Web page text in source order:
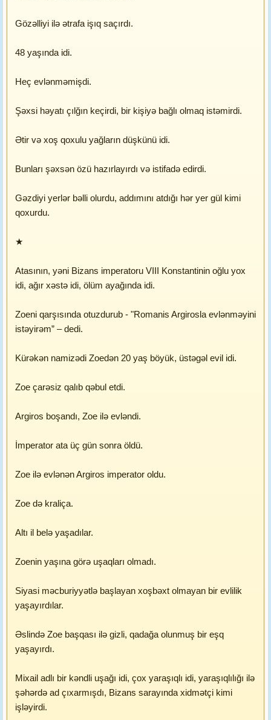
Gözəlliyi ilə ətrafa işıq saçırdı.
48 yaşında idi.
Heç evlənməmişdi.
Şəxsi həyatı çılğın keçirdi, bir kişiyə bağlı olmaq istəmirdi.
Ətir və xoş qoxulu yağların düşkünü idi.
Bunları şəxsən özü hazırlayırdı və istifadə edirdi.
Gəzdiyi yerlər bəlli olurdu, addımını atdığı hər yer gül kimi
qoxurdu.
★
Atasının, yəni Bizans imperatoru VIII Konstantinin oğlu yox
idi, ağır xəstə idi, ölüm ayağında idi.
Zoeni qarşısında otuzdurub - "Romanis Argirosla evlənməyini
istəyirəm” – dedi.
Kürəkən namizədi Zoedən 20 yaş böyük, üstəgəl evil idi.
Zoe çarəsiz qalıb qəbul etdi.
Argiros boşandı, Zoe ilə evləndi.
İmperator ata üç gün sonra öldü.
Zoe ilə evlənən Argiros imperator oldu.
Zoe də kraliça.
Altı il belə yaşadılar.
Zoenin yaşına görə uşaqları olmadı.
Siyasi məcburiyyətlə başlayan xoşbəxt olmayan bir evlilik
yaşayırdılar.
Əslində Zoe başqası ilə gizli, qadağa olunmuş bir eşq
yaşayırdı.
Mixail adlı bir kəndli uşağı idi, çox yaraşıqlı idi, yaraşıqlılığı ilə
şəhərdə ad çıxarmışdı, Bizans sarayında xidmətçi kimi
işləyirdi.